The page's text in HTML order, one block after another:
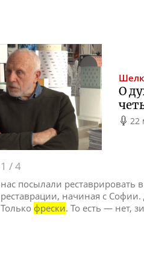
О
22
1 /4
нас посылали реставрировать
реставрации, начиная с
Только фрески. То есть — нет,